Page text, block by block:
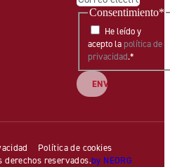
Consentimiento*
He leído y
acepto la política de
privacidad.*
Política de cookies
derechos reservados.by NEORG